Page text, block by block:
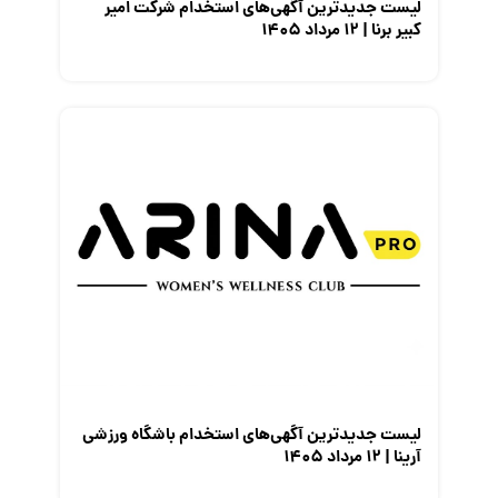
لیست جدیدترین آگهی‌های استخدام شرکت امیر
کبیر برنا | ۱۲ مرداد ۱۴۰۵
لیست جدیدترین آگهی‌های استخدام باشگاه ورزشی
آرینا | ۱۲ مرداد ۱۴۰۵